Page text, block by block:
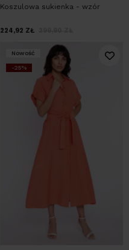
Koszulowa sukienka - wzór
224,92 ZŁ
Nowość
-25%